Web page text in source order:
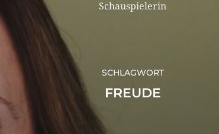
Schauspielerin
SCHLAGWORT
FREUDE